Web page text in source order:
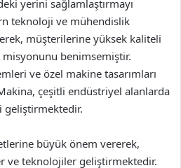
yerini sağlamlaştırmayı
teknoloji ve mühendislik
müşterilerine yüksek kaliteli
benimsemiştir.
ve özel makine tasarımları
çeşitli endüstriyel alanlarda
geliştirmektedir.
büyük önem vererek,
ve teknolojiler geliştirmektedir.